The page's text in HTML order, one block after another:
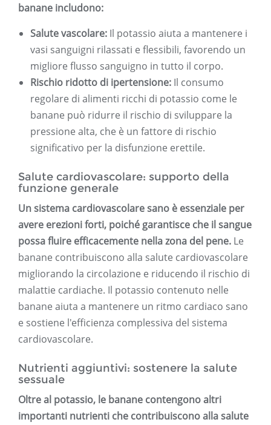
banane includono:
Salute vascolare: Il potassio aiuta a mantenere i
vasi sanguigni rilassati e flessibili, favorendo un
migliore flusso sanguigno in tutto il corpo.
Rischio ridotto di ipertensione: Il consumo
regolare di alimenti ricchi di potassio come le
banane può ridurre il rischio di sviluppare la
pressione alta, che è un fattore di rischio
significativo per la disfunzione erettile.
Salute cardiovascolare: supporto della
funzione generale
Un sistema cardiovascolare sano è essenziale per
avere erezioni forti, poiché garantisce che il sangue
possa fluire efficacemente nella zona del pene. Le
banane contribuiscono alla salute cardiovascolare
migliorando la circolazione e riducendo il rischio di
malattie cardiache. Il potassio contenuto nelle
banane aiuta a mantenere un ritmo cardiaco sano
e sostiene l'efficienza complessiva del sistema
cardiovascolare.
Nutrienti aggiuntivi: sostenere la salute
sessuale
Oltre al potassio, le banane contengono altri
importanti nutrienti che contribuiscono alla salute